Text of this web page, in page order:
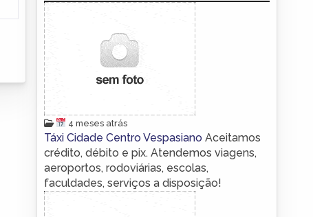
4 meses atrás
Táxi Cidade Centro Vespasiano Aceitamos
crédito, débito e pix. Atendemos viagens,
aeroportos, rodoviárias, escolas,
faculdades, serviços a disposição!